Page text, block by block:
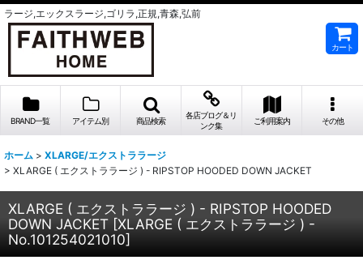
ラージ,エックスラージ,ゴリラ,正規,青森,弘前
カート
BRAND一覧 アイテム別 商品検索
各店ブログ＆リ
ンク集
ご利用案内 その他
ホーム > XLARGE/エクストララージ
> XLARGE ( エクストララージ ) - RIPSTOP HOODED DOWN JACKET
XLARGE ( エクストララージ ) - RIPSTOP HOODED
DOWN JACKET [XLARGE ( エクストララージ ) -
No.101254021010]